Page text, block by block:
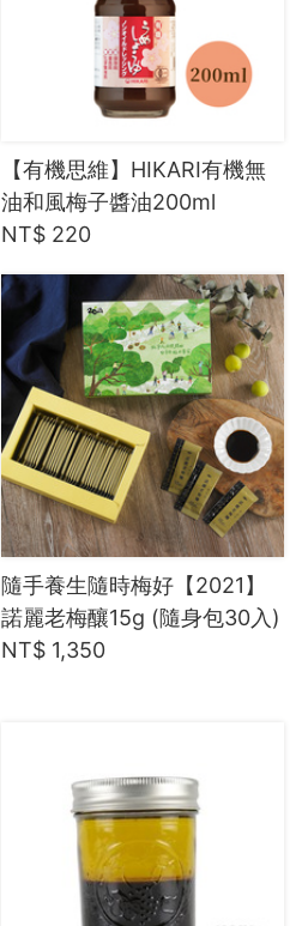
【有機思維】HIKARI有機無
油和風梅子醬油200ml
NT$ 220
隨手養生隨時梅好【2021】
諾麗老梅釀15g (隨身包30入)
NT$ 1,350